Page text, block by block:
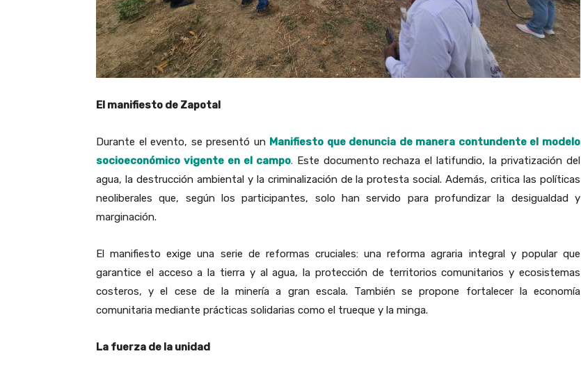
El manifiesto de Zapotal
Durante el evento, se presentó un Manifiesto que denuncia de manera contundente el modelo
socioeconómico vigente en el campo.Este documento rechaza el latifundio, la privatización del
agua, la destrucción ambiental y la criminalización de la protesta social. Además, critica las políticas
neoliberales que, según los participantes, solo han servido para profundizar la desigualdad y
marginación.
El manifiesto exige una serie de reformas cruciales: una reforma agraria integral y popular que
garantice el acceso a la tierra y al agua, la protección de territorios comunitarios y ecosistemas
costeros, y el cese de la minería a gran escala. También se propone fortalecer la economía
comunitaria mediante prácticas solidarias como el trueque y la minga.
La fuerza de la unidad